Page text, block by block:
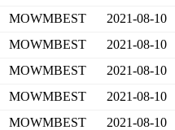
MOWMBEST 2021-08-10
MOWMBEST 2021-08-10
MOWMBEST 2021-08-10
MOWMBEST 2021-08-10
MOWMBEST 2021-08-10